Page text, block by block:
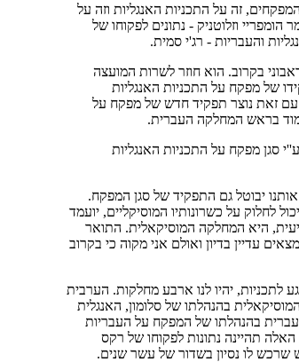
זה על התכניות האנגליות וזה על
הומפריי וזלוטניק - נתונים לפקוחו של
והעבריות - רג'י סמית.
בקרוב. הוא חוזר לשרות המועצה
של מפקח על התכניות האנגליות
עם זאת נוצר תפקיד חדש של מפקח על
בראש המחלקה העברית.
סגן מפקח על התכניות האנגליות
יבוטל גם התפקיד של סגן המפקח.
לחלוק על כשרונותיו המוסיקליים, יועמד
היא המחלקה המוסיקאלית. התואר
עדיין בדיון ואולם אני מקוה כי בקרוב
לתכניות, יהיו לנו ארבע מחלקות. הערבית
בהנהלתו של סלומון, האנגלית
בהנהלתו של המפקח על העבריות
תהיינה נתונות לפקוחו של רקס
שרכש לו נסיון בשדור של עשר שנים.